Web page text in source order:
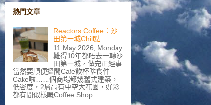
熱門文章
Reactors Coffee：沙
田第一城Chill點
11 May 2026, Monday
難得10年都唔去一轉沙
田第一城，做完正經事
當然要順便搵間Cafe飲杯啡食件
Cake啦……個商場都幾舊式建築，
低密度，2層高有中空大花園，好彩
都有間似樣嘅Coffee Shop……